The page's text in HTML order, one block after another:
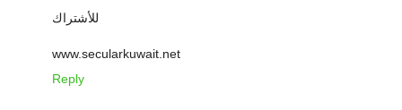
للأشتراك
www.secularkuwait.net
Reply